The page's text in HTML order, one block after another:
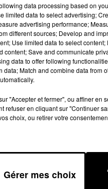
À 11H00
data processing based on
limited data to select advertising;
advertising performance;
different sources; Develop and
Use limited data to select
content; Save and communicate
data to offer following
Match and combine data from
"Accepter et fermer", ou affiner
refuser en cliquant sur "Continuer
choix, ou retirer votre
Gérer mes choix